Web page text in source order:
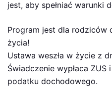
jest, aby spełniać warunki
Program jest dla rodziców
życia!
Ustawa weszła w życie z
Świadczenie wypłaca
podatku dochodowego.